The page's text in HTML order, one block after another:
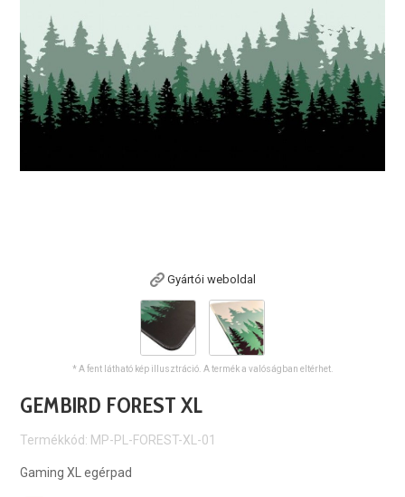
Gyártói weboldal
* A fent látható kép illusztráció. A termék a valóságban eltérhet.
GEMBIRD FOREST XL
Termékkód: MP-PL-FOREST-XL-01
Gaming XL egérpad